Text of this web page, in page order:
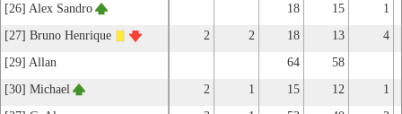
[26] Alex Sandro
18 15
1
[27] Bruno Henrique
2 2 18 13
4
[29] Allan
64
58
[30] Michael
2 1 15 12
1